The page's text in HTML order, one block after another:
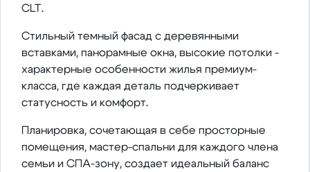
CLT.
Стильный темный фасад с деревянными
вставками, панорамные окна, высокие потолки -
характерные особенности жилья премиум-
класса, где каждая деталь подчеркивает
статусность и комфорт.
Планировка, сочетающая в себе просторные
помещения, мастер-спальни для каждого члена
семьи и СПА-зону, создает идеальный баланс